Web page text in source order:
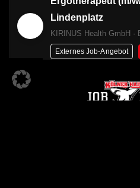
Lindenplatz
KIRINUS Health GmbH ·
Externes Job-Angebot
Physiotherapeut
Lindenplatz